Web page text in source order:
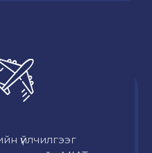
үйлчилгээг